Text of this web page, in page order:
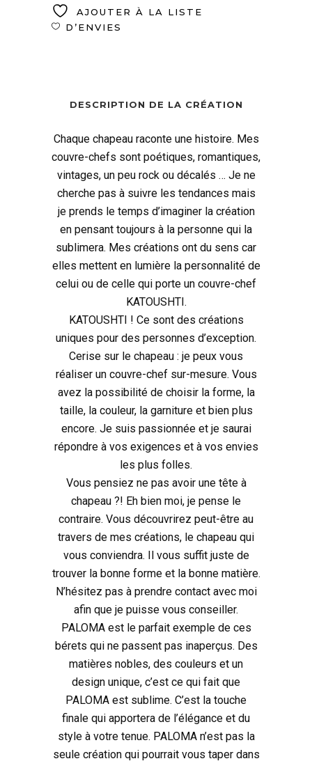
AJOUTER À LA LISTE
D’ENVIES
DESCRIPTION DE LA CRÉATION
Chaque chapeau raconte une histoire. Mes
couvre-chefs sont poétiques, romantiques,
vintages, un peu rock ou décalés … Je ne
cherche pas à suivre les tendances mais
je prends le temps d’imaginer la création
en pensant toujours à la personne qui la
sublimera. Mes créations ont du sens car
elles mettent en lumière la personnalité de
celui ou de celle qui porte un couvre-chef
KATOUSHTI.
KATOUSHTI ! Ce sont des créations
uniques pour des personnes d’exception.
Cerise sur le chapeau : je peux vous
réaliser un couvre-chef sur-mesure. Vous
avez la possibilité de choisir la forme, la
taille, la couleur, la garniture et bien plus
encore. Je suis passionnée et je saurai
répondre à vos exigences et à vos envies
les plus folles.
Vous pensiez ne pas avoir une tête à
chapeau ?! Eh bien moi, je pense le
contraire. Vous découvrirez peut-être au
travers de mes créations, le chapeau qui
vous conviendra. Il vous suffit juste de
trouver la bonne forme et la bonne matière.
N’hésitez pas à prendre contact avec moi
afin que je puisse vous conseiller.
PALOMA est le parfait exemple de ces
bérets qui ne passent pas inaperçus. Des
matières nobles, des couleurs et un
design unique, c’est ce qui fait que
PALOMA est sublime. C’est la touche
finale qui apportera de l’élégance et du
style à votre tenue. PALOMA n’est pas la
seule création qui pourrait vous taper dans